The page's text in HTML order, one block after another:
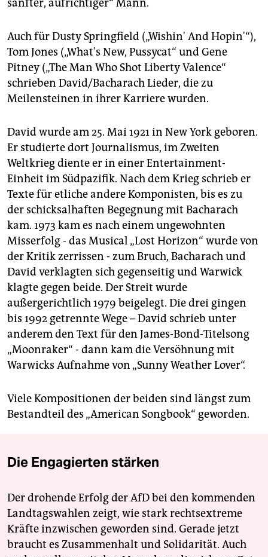
sanfter, aufrichtiger“ Mann.
Auch für Dusty Springfield („Wishin' And Hopin'“),
Tom Jones („What's New, Pussycat“ und Gene
Pitney („The Man Who Shot Liberty Valence“
schrieben David/Bacharach Lieder, die zu
Meilensteinen in ihrer Karriere wurden.
David wurde am 25. Mai 1921 in New York geboren.
Er studierte dort Journalismus, im Zweiten
Weltkrieg diente er in einer Entertainment-
Einheit im Südpazifik. Nach dem Krieg schrieb er
Texte für etliche andere Komponisten, bis es zu
der schicksalhaften Begegnung mit Bacharach
kam. 1973 kam es nach einem ungewohnten
Misserfolg - das Musical „Lost Horizon“ wurde von
der Kritik zerrissen - zum Bruch, Bacharach und
David verklagten sich gegenseitig und Warwick
klagte gegen beide. Der Streit wurde
außergerichtlich 1979 beigelegt. Die drei gingen
bis 1992 getrennte Wege – David schrieb unter
anderem den Text für den James-Bond-Titelsong
„Moonraker“ - dann kam die Versöhnung mit
Warwicks Aufnahme von „Sunny Weather Lover“.
Viele Kompositionen der beiden sind längst zum
Bestandteil des „American Songbook“ geworden.
Die Engagierten stärken
Der drohende Erfolg der AfD bei den kommenden
Landtagswahlen zeigt, wie stark rechtsextreme
Kräfte inzwischen geworden sind. Gerade jetzt
braucht es Zusammenhalt und Solidarität. Auch